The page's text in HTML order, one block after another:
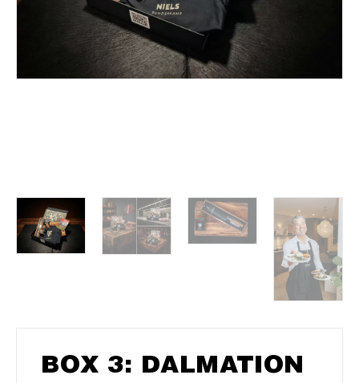
Betaling & Levering
Werkwijze Webwinkel
Privacy Statement
BOX 3: DALMATION